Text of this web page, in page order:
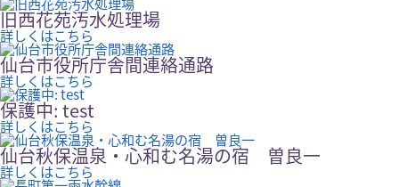
旧西花苑汚水処理場
詳しくはこちら
仙台市役所庁舎間連絡通路
詳しくはこちら
保護中: test
詳しくはこちら
仙台秋保温泉・心和む名湯の宿 曽良一
詳しくはこちら